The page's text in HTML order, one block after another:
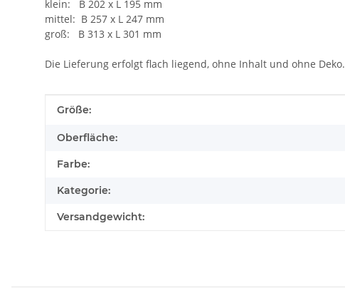
klein: B 202 x L 195 mm
mittel: B 257 x L 247 mm
groß: B 313 x L 301 mm
Die Lieferung erfolgt flach liegend, ohne Inhalt und ohne Deko.
Produkteigenschaft
Wert
Größe:
Oberfläche:
Farbe:
Kategorie:
Versandgewicht: